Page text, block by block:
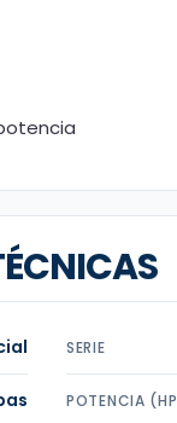
SERIE
POTENCIA